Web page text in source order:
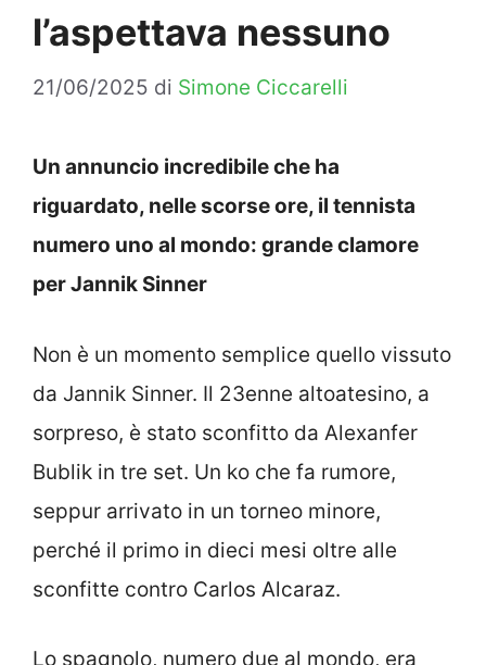
l’aspettava nessuno
21/06/2025 di Simone Ciccarelli
Un annuncio incredibile che ha
riguardato, nelle scorse ore, il tennista
numero uno al mondo: grande clamore
per Jannik Sinner
Non è un momento semplice quello vissuto
da Jannik Sinner. Il 23enne altoatesino, a
sorpreso, è stato sconfitto da Alexanfer
Bublik in tre set. Un ko che fa rumore,
seppur arrivato in un torneo minore,
perché il primo in dieci mesi oltre alle
sconfitte contro Carlos Alcaraz.
Lo spagnolo, numero due al mondo, era